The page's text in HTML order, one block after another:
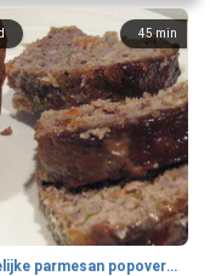
45min
smakelijke parmesan popovers (gezonder!)